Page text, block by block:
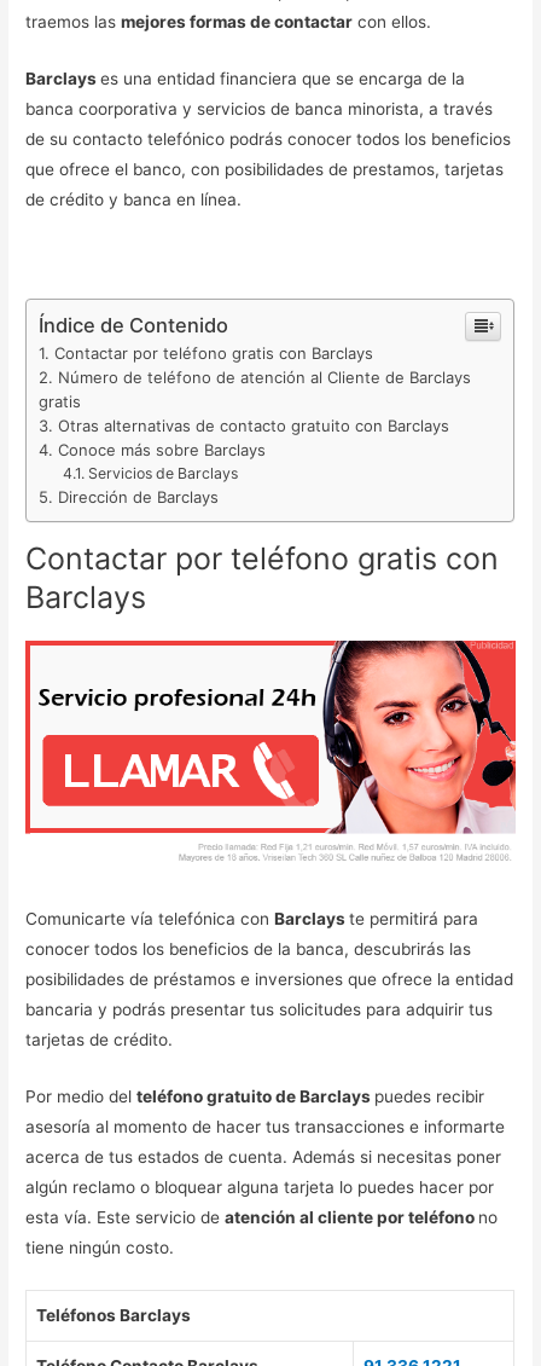
traemos lasmejores formas de contactar con ellos.
Barclayses una entidad financiera que se encarga de la
banca coorporativa y servicios de banca minorista, a través
de su contacto telefónico podrás conocer todos los beneficios
que ofrece el banco, con posibilidades de prestamos, tarjetas
de crédito y banca en línea.
Índice de Contenido
Contactar por teléfono gratis con Barclays
Número de teléfono de atención al Cliente de Barclays
gratis
Otras alternativas de contacto gratuito con Barclays
Conoce más sobre Barclays
Servicios de Barclays
Dirección de Barclays
Contactar por teléfono gratis con
Barclays
Comunicarte vía telefónica conBarclayste permitirá para
conocer todos los beneficios de la banca, descubrirás las
posibilidades de préstamos e inversiones que ofrece la entidad
bancaria y podrás presentar tus solicitudes para adquirir tus
tarjetas de crédito.
Por medio delteléfono gratuito de Barclays puedes recibir
asesoría al momento de hacer tus transacciones e informarte
acerca de tus estados de cuenta. Además si necesitas poner
algún reclamo o bloquear alguna tarjeta lo puedes hacer por
esta vía. Este servicio deatención al cliente por teléfono no
tiene ningún costo.
Teléfonos Barclays